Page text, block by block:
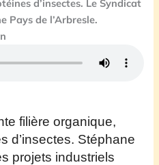
d’insectes. Le Syndicat
Pays de l’Arbresle.
filière organique,
d’insectes. Stéphane
projets industriels